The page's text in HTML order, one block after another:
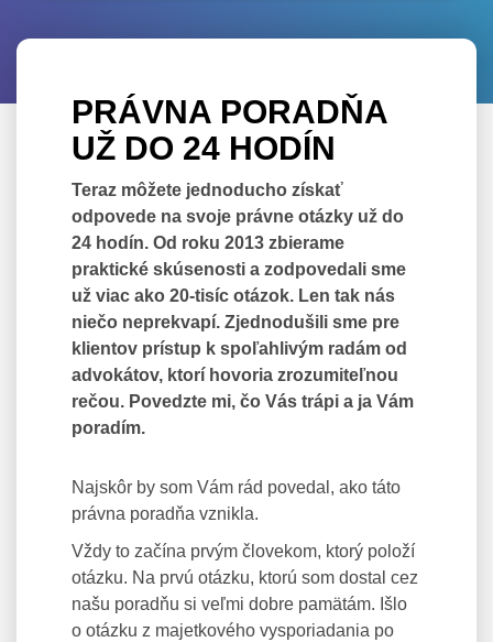
PRÁVNA PORADŇA
UŽ DO 24 HODÍN
Teraz môžete jednoducho získať
odpovede na svoje právne otázky už do
24 hodín. Od roku 2013 zbierame
praktické skúsenosti a zodpovedali sme
už viac ako 20-tisíc otázok. Len tak nás
niečo neprekvapí. Zjednodušili sme pre
klientov prístup k spoľahlivým radám od
advokátov, ktorí hovoria zrozumiteľnou
rečou. Povedzte mi, čo Vás trápi a ja Vám
poradím.
Najskôr by som Vám rád povedal, ako táto
právna poradňa vznikla.
Vždy to začína prvým človekom, ktorý položí
otázku. Na prvú otázku, ktorú som dostal cez
našu poradňu si veľmi dobre pamätám. Išlo
o otázku z majetkového vysporiadania po